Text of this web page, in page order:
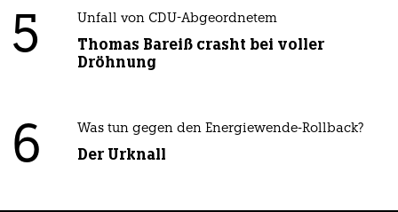
5 Unfall von CDU-Abgeordnetem
Thomas Bareiß crasht bei voller
Dröhnung
6 Was tun gegen den Energiewende-Rollback?
Der Urknall